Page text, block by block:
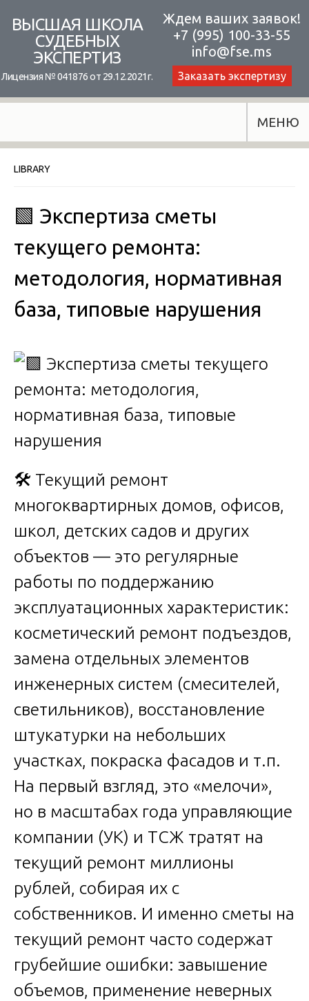
content
ВЫСШАЯ ШКОЛА
СУДЕБНЫХ
ЭКСПЕРТИЗ
Лицензия № 041876 от 29.12.2021г.
Ждем ваших заявок!
+7 (995) 100-33-55
info@fse.ms
Заказать экспертизу
МЕНЮ
LIBRARY
🟩 Экспертиза сметы
текущего ремонта:
методология, нормативная
база, типовые нарушения
🛠️ Текущий ремонт
многоквартирных домов, офисов,
школ, детских садов и других
объектов — это регулярные
работы по поддержанию
эксплуатационных характеристик:
косметический ремонт подъездов,
замена отдельных элементов
инженерных систем (смесителей,
светильников), восстановление
штукатурки на небольших
участках, покраска фасадов и т.п.
На первый взгляд, это «мелочи»,
но в масштабах года управляющие
компании (УК) и ТСЖ тратят на
текущий ремонт миллионы
рублей, собирая их с
собственников. И именно сметы на
текущий ремонт часто содержат
грубейшие ошибки: завышение
объемов, применение неверных